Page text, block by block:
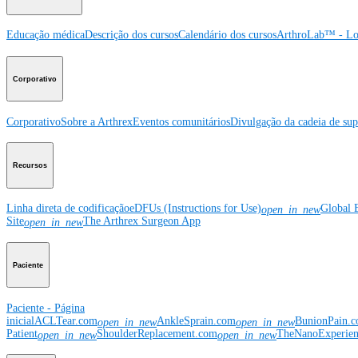
Educação médicaDescrição dos cursosCalendário dos cursosArthroLab™ -
Corporativo
CorporativoSobre a ArthrexEventos comunitáriosDivulgação da cadeia de
Recursos
Linha direta de codificaçãoeDFUs (Instructions for Use)open_in_newGlobal
Siteopen_in_newThe Arthrex Surgeon App
Paciente
Paciente - Página
inicial ACLTear.comopen_in_newAnkleSprain.comopen_in_new
Patientopen_in_newShoulderReplacement.comopen_in_new